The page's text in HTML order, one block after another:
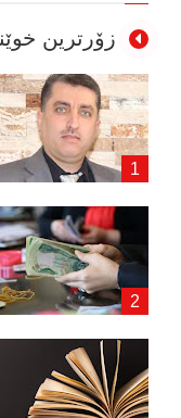
زۆرترین